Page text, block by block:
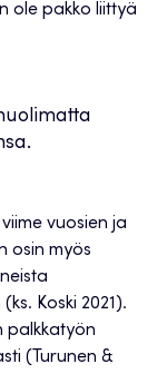
ole pakko liittyä
vuosien ja
osin myös
Koski 2021).
palkkatyön
(Turunen &